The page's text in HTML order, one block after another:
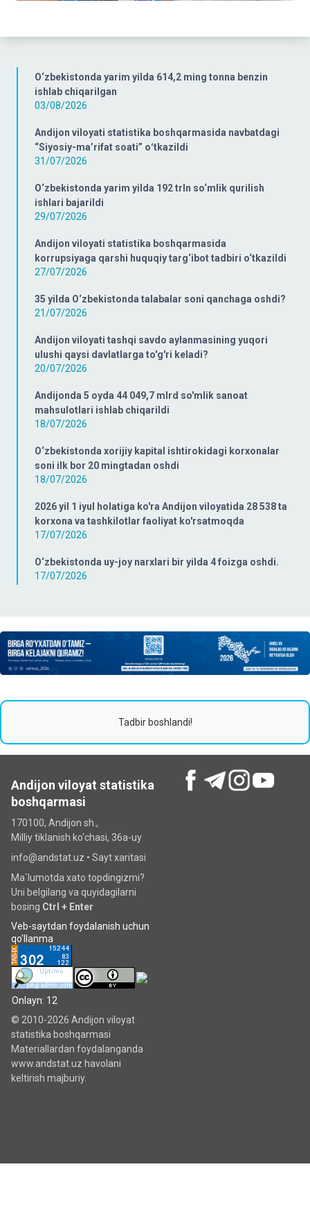
O‘zbekistonda yarim yilda 614,2 ming tonna benzin
ishlab chiqarilgan
03/08/2026
Andijon viloyati statistika boshqarmasida navbatdagi
“Siyosiy-ma’rifat soati” oʻtkazildi
31/07/2026
O‘zbekistonda yarim yilda 192 trln so‘mlik qurilish
ishlari bajarildi
29/07/2026
Andijon viloyati statistika boshqarmasida
korrupsiyaga qarshi huquqiy targ‘ibot tadbiri o‘tkazildi
27/07/2026
35 yilda O‘zbekistonda talabalar soni qanchaga oshdi?
21/07/2026
Andijon viloyati tashqi savdo aylanmasining yuqori
ulushi qaysi davlatlarga to'g'ri keladi?
20/07/2026
Andijonda 5 oyda 44 049,7 mlrd so'mlik sanoat
mahsulotlari ishlab chiqarildi
18/07/2026
O‘zbekistonda xorijiy kapital ishtirokidagi korxonalar
soni ilk bor 20 mingtadan oshdi
18/07/2026
2026 yil 1 iyul holatiga ko'ra Andijon viloyatida 28 538 ta
korxona va tashkilotlar faoliyat ko'rsatmoqda
17/07/2026
O‘zbekistonda uy-joy narxlari bir yilda 4 foizga oshdi.
17/07/2026
Tadbir boshlandi!
Andijon viloyat statistika
boshqarmasi
170100, Andijon sh.,
Milliy tiklanish ko‘chаsi, 36a-uy
info@andstat.uz • Sayt xaritasi
Ma`lumotda xato topdingizmi?
Uni belgilang va quyidagilarni
bosing Ctrl + Enter
Veb-saytdan foydalanish uchun
qo'llanma
Onlayn: 12
© 2010-2026 Andijon viloyat
statistika boshqarmasi
Materiallardan foydalanganda
www.andstat.uz havolani
keltirish majburiy.